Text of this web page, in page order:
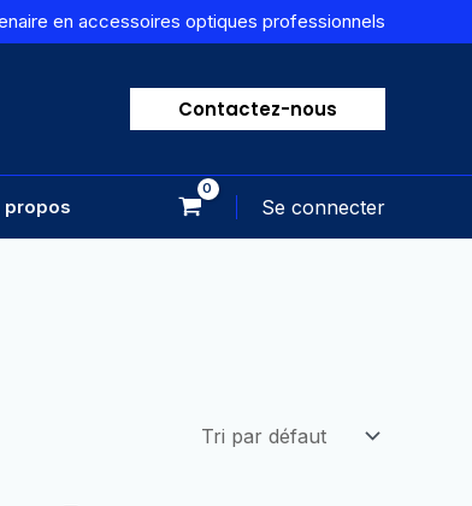
en accessoires optiques professionnels
Contactez-nous
propos Se connecter